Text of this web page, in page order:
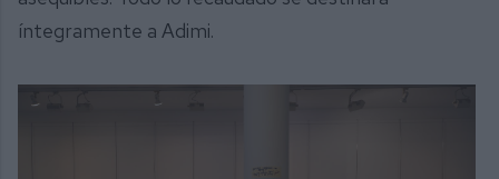
íntegramente a Adimi.